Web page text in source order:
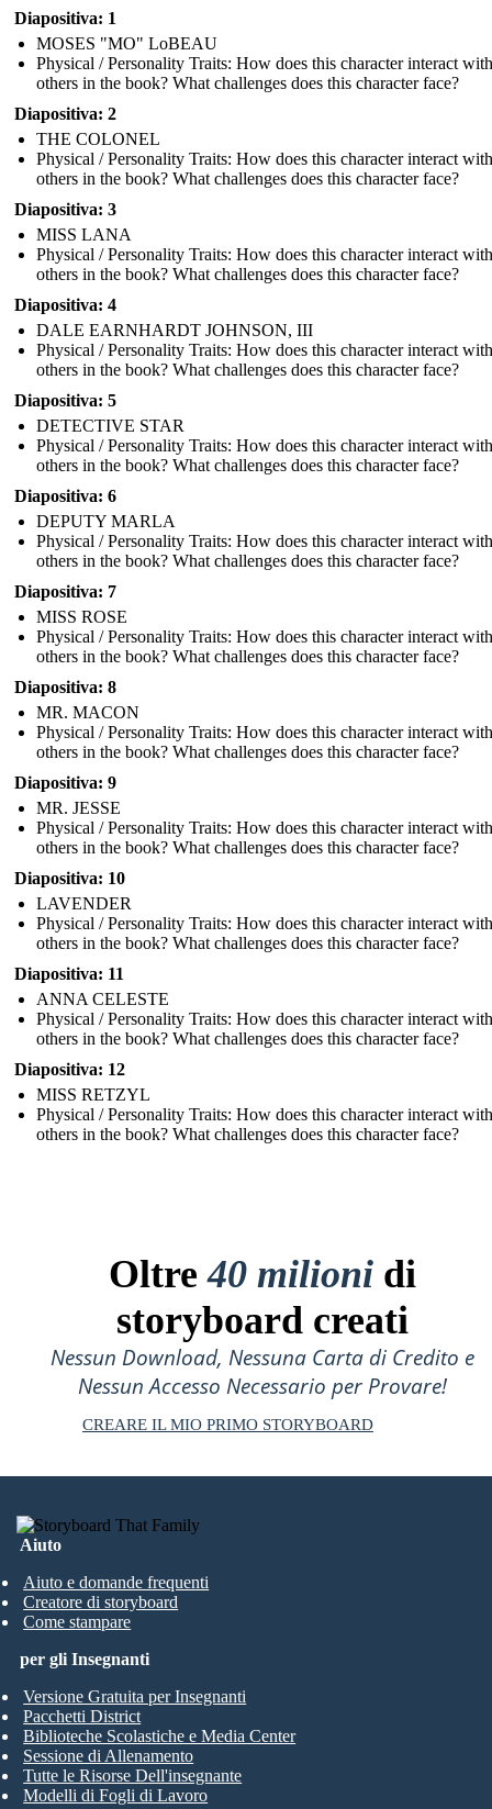
Diapositiva: 1
MOSES "MO" LoBEAU
Physical / Personality Traits: How does this character interact with
others in the book? What challenges does this character face?
Diapositiva: 2
THE COLONEL
Physical / Personality Traits: How does this character interact with
others in the book? What challenges does this character face?
Diapositiva: 3
MISS LANA
Physical / Personality Traits: How does this character interact with
others in the book? What challenges does this character face?
Diapositiva: 4
DALE EARNHARDT JOHNSON, III
Physical / Personality Traits: How does this character interact with
others in the book? What challenges does this character face?
Diapositiva: 5
DETECTIVE STAR
Physical / Personality Traits: How does this character interact with
others in the book? What challenges does this character face?
Diapositiva: 6
DEPUTY MARLA
Physical / Personality Traits: How does this character interact with
others in the book? What challenges does this character face?
Diapositiva: 7
MISS ROSE
Physical / Personality Traits: How does this character interact with
others in the book? What challenges does this character face?
Diapositiva: 8
MR. MACON
Physical / Personality Traits: How does this character interact with
others in the book? What challenges does this character face?
Diapositiva: 9
MR. JESSE
Physical / Personality Traits: How does this character interact with
others in the book? What challenges does this character face?
Diapositiva: 10
LAVENDER
Physical / Personality Traits: How does this character interact with
others in the book? What challenges does this character face?
Diapositiva: 11
ANNA CELESTE
Physical / Personality Traits: How does this character interact with
others in the book? What challenges does this character face?
Diapositiva: 12
MISS RETZYL
Physical / Personality Traits: How does this character interact with
others in the book? What challenges does this character face?
Oltre40 milioni di
storyboard creati
Nessun Download, Nessuna Carta di Credito e
Nessun Accesso Necessario per Provare!
CREARE IL MIO PRIMO STORYBOARD
Aiuto
Aiuto e domande frequenti
Creatore di storyboard
Come stampare
per gli Insegnanti
Versione Gratuita per Insegnanti
Pacchetti District
Biblioteche Scolastiche e Media Center
Sessione di Allenamento
Tutte le Risorse Dell'insegnante
Modelli di Fogli di Lavoro